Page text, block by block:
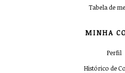
Tabela de
MINHA
Perfil
Histórico de